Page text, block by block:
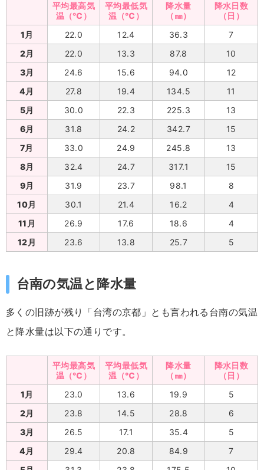
平均最高気
温（℃）
平均最低気
温（℃）
降水量
（㎜）
降水日数
（日）
1月
22.0 12.4 36.3
7
2月
22.0 13.3 87.8
10
3月
24.6 15.6 94.0
12
4月
27.8 19.4 134.5
11
5月
30.0 22.3 225.3
13
6月
31.8 24.2 342.7
15
7月
33.0 24.9 245.8
13
8月
32.4 24.7 317.1
15
9月
31.9 23.7 98.1
8
10月
30.1 21.4 16.2
4
11月
26.9 17.6 18.6
4
12月
23.6 13.8 25.7 5
台南の気温と降水量
多くの旧跡が残り「台湾の京都」とも言われる台南の気温
と降水量は以下の通りです。
平均最高気
温（℃）
平均最低気
温（℃）
降水量
（㎜）
降水日数
（日）
1月
23.0 13.6 19.9
5
2月
23.8 14.5 28.8
6
3月
26.5 17.1 35.4
5
4月
29.4 20.8 84.9
7